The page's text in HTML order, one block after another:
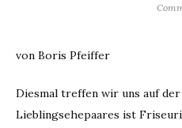
von Boris Pfeiffer
Diesmal treffen wir uns auf
Lieblingsehepaares ist